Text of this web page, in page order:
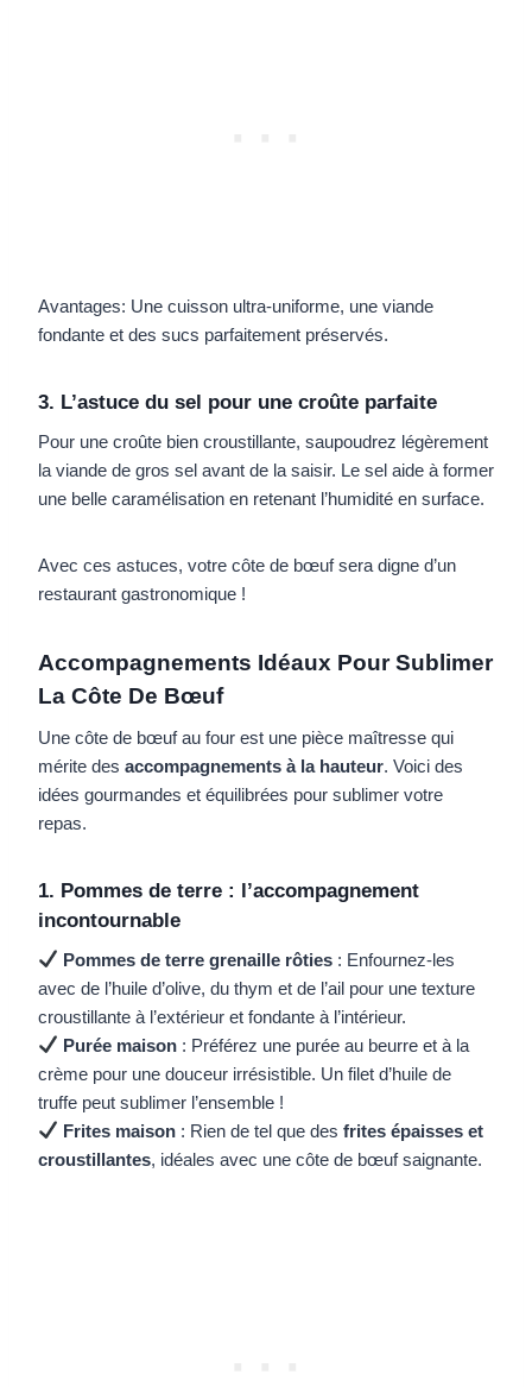
Avantages: Une cuisson ultra-uniforme, une viande
fondante et des sucs parfaitement préservés.
3. L’astuce du sel pour une croûte parfaite
Pour une croûte bien croustillante, saupoudrez légèrement
la viande de gros sel avant de la saisir. Le sel aide à former
une belle caramélisation en retenant l’humidité en surface.
Avec ces astuces, votre côte de bœuf sera digne d’un
restaurant gastronomique !
Accompagnements Idéaux Pour Sublimer
La Côte De Bœuf
Une côte de bœuf au four est une pièce maîtresse qui
mérite des accompagnements à la hauteur. Voici des
idées gourmandes et équilibrées pour sublimer votre
repas.
1. Pommes de terre : l’accompagnement
incontournable
Pommes de terre grenaille rôties : Enfournez-les
avec de l’huile d’olive, du thym et de l’ail pour une texture
croustillante à l’extérieur et fondante à l’intérieur.
Purée maison : Préférez une purée au beurre et à la
crème pour une douceur irrésistible. Un filet d’huile de
truffe peut sublimer l’ensemble !
Frites maison : Rien de tel que desfrites épaisses et
croustillantes, idéales avec une côte de bœuf saignante.